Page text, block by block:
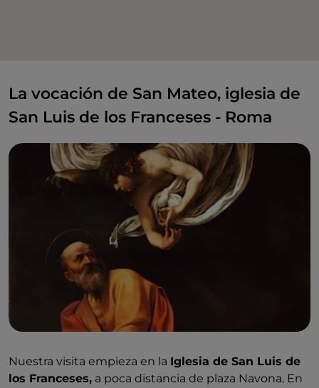
La vocación de San Mateo, iglesia de
San Luis de los Franceses - Roma
Nuestra visita empieza en la Iglesia de San Luis de
los Franceses, a poca distancia de plaza Navona. En